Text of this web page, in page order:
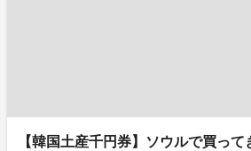
【韓国土産千円券】ソウルで買って